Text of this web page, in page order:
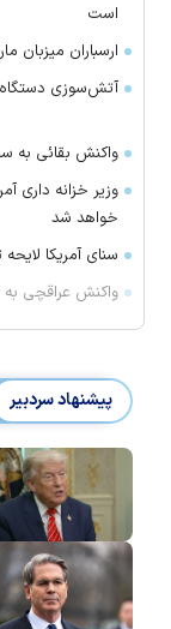
است
ارسباران میزبان
آتش‌سوزی دستگاه
واکنش بقائی به
وزیر خزانه داری
خواهد شد
سنای آمریکا
واکنش عراقچی به
پیشنهاد سردبیر